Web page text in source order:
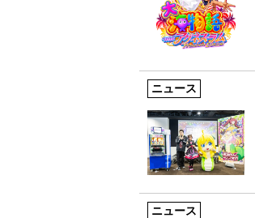
ニュース
ニュース